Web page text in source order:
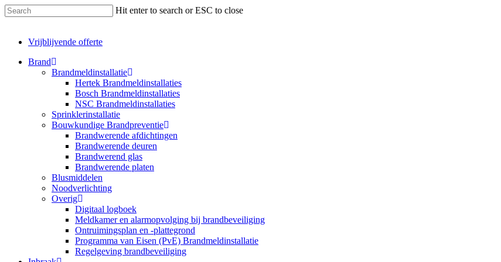
Skip
to
content
Hit enter to search or ESC to close
Vrijblijvende offerte
Menu
Brand
Brandmeldinstallatie
Hertek Brandmeldinstallaties
Bosch Brandmeldinstallaties
NSC Brandmeldinstallaties
Sprinklerinstallatie
Bouwkundige Brandpreventie
Brandwerende afdichtingen
Brandwerende deuren
Brandwerend glas
Brandwerende platen
Blusmiddelen
Noodverlichting
Overig
Digitaal logboek
Meldkamer en alarmopvolging bij brandbeveiliging
Ontruimingsplan en -plattegrond
Programma van Eisen (PvE) Brandmeldinstallatie
Regelgeving brandbeveiliging